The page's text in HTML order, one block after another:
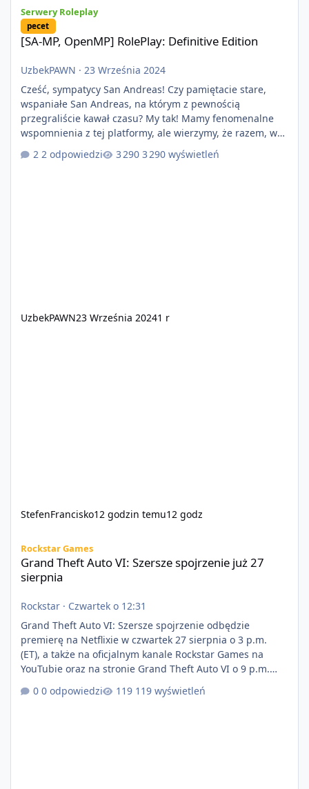
Serwery Roleplay
pecet
[SA-MP, OpenMP] RolePlay: Definitive Edition
UzbekPAWN · 23 Września 2024
Cześć, sympatycy San Andreas! Czy pamiętacie stare,
wspaniałe San Andreas, na którym z pewnością
przegraliście kawał czasu? My tak! Mamy fenomenalne
wspomnienia z tej platformy, ale wierzymy, że razem, w
nowopowstającym projekcie RolePlay: Definitive Edition
uda nam się zbudować nowe, piękne chwile w roleplayu,
2 odpowiedzi 3 290 wyświetleń
UzbekPAWN23 Września 20241 r
StefenFrancisko12 godzin temu12 godz
Rockstar Games
Grand Theft Auto VI: Szersze spojrzenie już 27
sierpnia
Rockstar · Czwartek o 12:31
Grand Theft Auto VI: Szersze spojrzenie odbędzie
premierę na Netflixie w czwartek 27 sierpnia o 3 p.m.
(ET), a także na oficjalnym kanale Rockstar Games na
YouTubie oraz na stronie Grand Theft Auto VI o 9 p.m.
(ET) 27 sierpnia. https://netflix.com/GTAVI Grand Theft
Auto VI będzie dostępne 19 listopada na PlayStation 5
0 odpowiedzi 119 wyświetleń